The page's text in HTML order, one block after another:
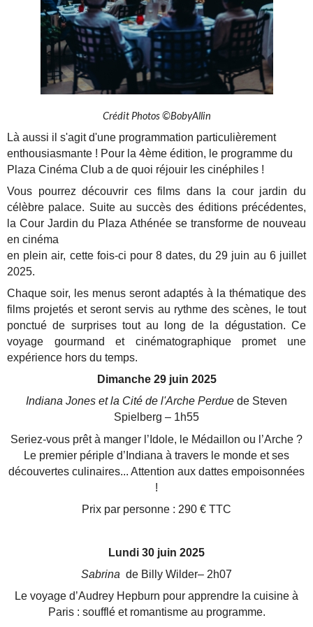
Crédit Photos ©BobyAllin
Là aussi il s'agit d'une programmation particulièrement
enthousiasmante ! Pour la 4ème édition, le programme du
Plaza Cinéma Club a de quoi réjouir les cinéphiles !
Vous pourrez découvrir ces films dans la cour jardin du
célèbre palace. Suite au succès des éditions précédentes,
la Cour Jardin du Plaza Athénée se transforme de nouveau
en cinéma
en plein air, cette fois-ci pour 8 dates, du 29 juin au 6 juillet
2025.
Chaque soir, les menus seront adaptés à la thématique des
films projetés et seront servis au rythme des scènes, le tout
ponctué de surprises tout au long de la dégustation. Ce
voyage gourmand et cinématographique promet une
expérience hors du temps.
Dimanche 29 juin 2025
Indiana Jones et la Cité de l'Arche Perdue de Steven
Spielberg – 1h55
Seriez-vous prêt à manger l’Idole, le Médaillon ou l’Arche ?
Le premier périple d’Indiana à travers le monde et ses
découvertes culinaires... Attention aux dattes empoisonnées
!
Prix par personne : 290 € TTC
Lundi 30 juin 2025
Sabrina de Billy Wilder– 2h07
Le voyage d’Audrey Hepburn pour apprendre la cuisine à
Paris : soufflé et romantisme au programme.